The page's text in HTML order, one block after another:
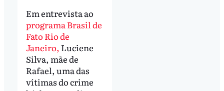
Em entrevista ao
programa Brasil de
Fato Rio de
Janeiro, Luciene
Silva, mãe de
Rafael, uma das
vítimas do crime